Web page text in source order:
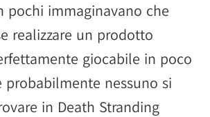
pochi immaginavano che
realizzare un prodotto
giocabile in poco
probabilmente nessuno si
in Death Stranding